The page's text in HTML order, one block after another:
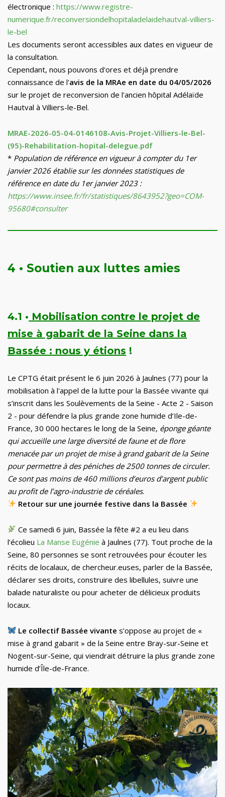
électronique : https://www.registre-
numerique.fr/reconversiondelhopitaladelaidehautval-villiers-
le-bel
Les documents seront accessibles aux dates en vigueur de
la consultation.
Cependant, nous pouvons d'ores et déjà prendre
connaissance de l'avis de la MRAe en date du 04/05/2026
sur le projet de reconversion de l'ancien hôpital Adélaïde
Hautval à Villiers-le-Bel.
MRAE-2026-05-04-0146108-Avis-Projet-Villiers-le-Bel-
(95)-Rehabilitation-hopital-delegue.pdf
* Population de référence en vigueur à compter du 1er
janvier 2026 établie sur les données statistiques de
référence en date du 1er janvier 2023 :
https://www.insee.fr/fr/statistiques/8643952?geo=COM-
95680#consulter
4 • Soutien aux luttes amies
4.1 • Mobilisation contre le projet de
mise à gabarit de la Seine dans la
Bassée : nous y étions !
Le CPTG était présent le 6 juin 2026 à Jaulnes (77) pour la
mobilisation à l'appel de la lutte pour la Bassée vivante qui
s’inscrit dans les Soulèvements de la Seine - Acte 2 - Saison
2 - pour défendre la plus grande zone humide d’Ile-de-
France, 30 000 hectares le long de la Seine, éponge géante
qui accueille une large diversité de faune et de flore
menacée par un projet de mise à grand gabarit de la Seine
pour permettre à des péniches de 2500 tonnes de circuler.
Ce sont pas moins de 460 millions d’euros d’argent public
au profit de l’agro-industrie de céréales.
Retour sur une journée festive dans la Bassée
Ce samedi 6 juin, Bassée la fête #2 a eu lieu dans
l’écolieu La Manse Eugénie à Jaulnes (77). Tout proche de la
Seine, 80 personnes se sont retrouvées pour écouter les
récits de localaux, de chercheur.euses, parler de la Bassée,
déclarer ses droits, construire des libellules, suivre une
balade naturaliste ou pour acheter de délicieux produits
locaux.
Le collectif Bassée vivante s’oppose au projet de «
mise à grand gabarit » de la Seine entre Bray-sur-Seine et
Nogent-sur-Seine, qui viendrait détruire la plus grande zone
humide d’Île-de-France.